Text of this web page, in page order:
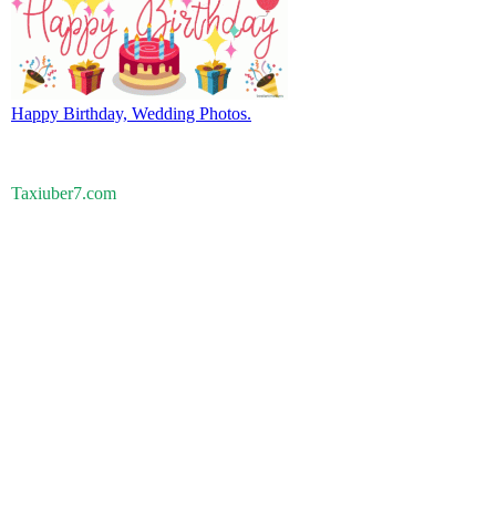
Happy Birthday, Wedding Photos.
Taxiuber7.com